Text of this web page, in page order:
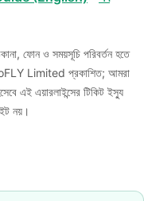
ফোন ও সময়সূচি পরিবর্তন হতে
Limited প্রকাশিত; আমরা
এই এয়ারলাইন্সের টিকিট ইস্যু
নয়।